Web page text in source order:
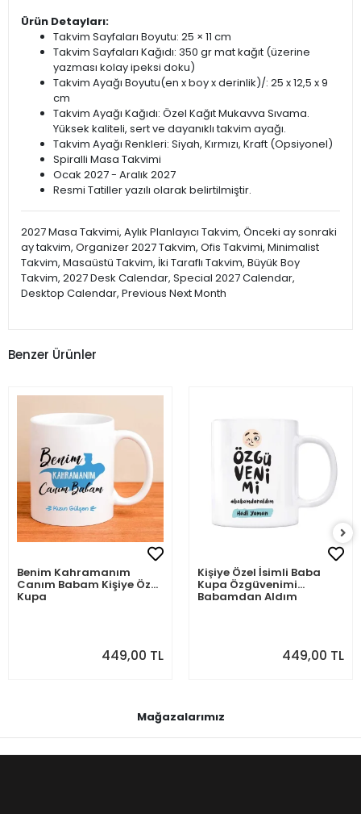
Ürün Detayları:
Takvim Sayfaları Boyutu: 25 × 11 cm
Takvim Sayfaları Kağıdı: 350 gr mat kağıt (üzerine
yazması kolay ipeksi doku)
Takvim Ayağı Boyutu(en x boy x derinlik)/: 25 x 12,5 x 9
cm
Takvim Ayağı Kağıdı: Özel Kağıt Mukavva Sıvama.
Yüksek kaliteli, sert ve dayanıklı takvim ayağı.
Takvim Ayağı Renkleri: Siyah, Kırmızı, Kraft (Opsiyonel)
Spiralli Masa Takvimi
Ocak 2027 - Aralık 2027
Resmi Tatiller yazılı olarak belirtilmiştir.
2027 Masa Takvimi, Aylık Planlayıcı Takvim, Önceki ay sonraki
ay takvim, Organizer 2027 Takvim, Ofis Takvimi, Minimalist
Takvim, Masaüstü Takvim, İki Taraflı Takvim, Büyük Boy
Takvim, 2027 Desk Calendar, Special 2027 Calendar,
Desktop Calendar, Previous Next Month
Benzer Ürünler
Benim Kahramanım
Canım Babam Kişiye Özel
Kupa
449,00 TL
Kişiye Özel İsimli Baba
Kupa Özgüvenimi
Babamdan Aldım
449,00 TL
Mağazalarımız